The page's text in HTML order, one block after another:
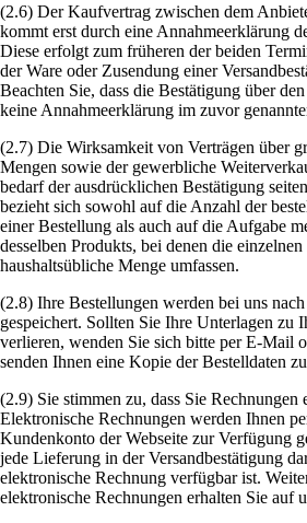
(2.6) Der Kaufvertrag zwischen dem
kommt erst durch eine Annahmeerklärung
Diese erfolgt zum früheren der beiden
der Ware oder Zusendung einer
Beachten Sie, dass die Bestätigung über
keine Annahmeerklärung im zuvor
(2.7) Die Wirksamkeit von Verträgen über
Mengen sowie der gewerbliche
bedarf der ausdrücklichen Bestätigung
bezieht sich sowohl auf die Anzahl der
einer Bestellung als auch auf die Aufgabe
desselben Produkts, bei denen die
haushaltsübliche Menge umfassen.
(2.8) Ihre Bestellungen werden bei uns
gespeichert. Sollten Sie Ihre Unterlagen zu
verlieren, wenden Sie sich bitte per E-Mail
senden Ihnen eine Kopie der Bestelldaten
(2.9) Sie stimmen zu, dass Sie Rechnungen
Elektronische Rechnungen werden Ihnen
Kundenkonto der Webseite zur Verfügung
jede Lieferung in der Versandbestätigung
elektronische Rechnung verfügbar ist.
elektronische Rechnungen erhalten Sie auf